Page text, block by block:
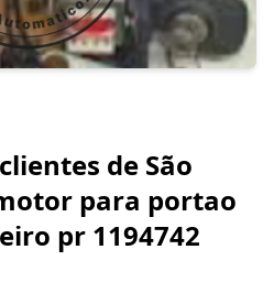
de São
para portao
pr 1194742